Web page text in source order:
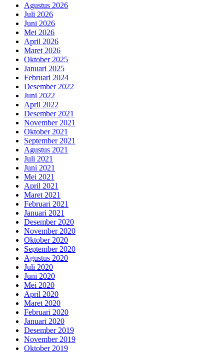
Agustus 2026
Juli 2026
Juni 2026
Mei 2026
April 2026
Maret 2026
Oktober 2025
Januari 2025
Februari 2024
Desember 2022
Juni 2022
April 2022
Desember 2021
November 2021
Oktober 2021
September 2021
Agustus 2021
Juli 2021
Juni 2021
Mei 2021
April 2021
Maret 2021
Februari 2021
Januari 2021
Desember 2020
November 2020
Oktober 2020
September 2020
Agustus 2020
Juli 2020
Juni 2020
Mei 2020
April 2020
Maret 2020
Februari 2020
Januari 2020
Desember 2019
November 2019
Oktober 2019